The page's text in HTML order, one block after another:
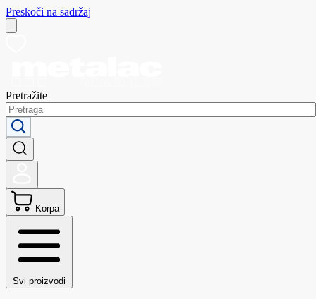
Preskoči na sadržaj
Pretražite
Korpa
Svi proizvodi